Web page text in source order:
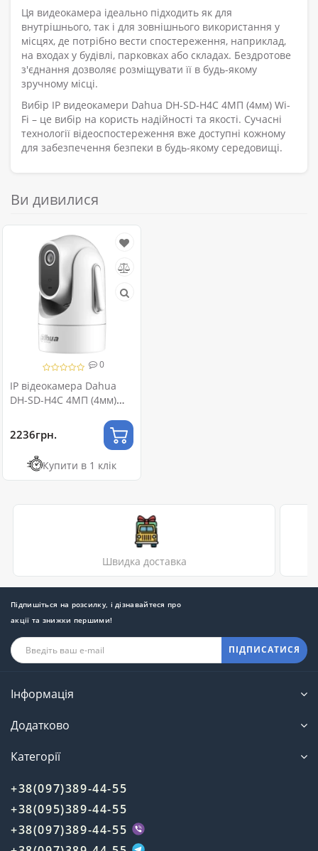
Ця видеокамера ідеально підходить як для
внутрішнього, так і для зовнішнього використання у
місцях, де потрібно вести спостереження, наприклад,
на входах у будівлі, парковках або складах. Бездротове
з'єднання дозволяє розміщувати її в будь-якому
зручному місці.
Вибір IP видеокамери Dahua DH-SD-H4C 4МП (4мм) Wi-
Fi – це вибір на користь надійності та якості. Сучасні
технології відеоспостереження вже доступні кожному
для забезпечення безпеки в будь-якому середовищі.
Ви дивилися
0
IP відеокамера Dahua
DH-SD-H4C 4МП (4мм)
2236грн.
Купити в 1 клік
Швидка доставка
Підпишіться на розсилку, і дізнавайтеся про
акції та знижки першими!
ПІДПИСАТИСЯ
Інформація
Додатково
Категорії
+38(097)389-44-55
+38(095)389-44-55
+38(097)389-44-55